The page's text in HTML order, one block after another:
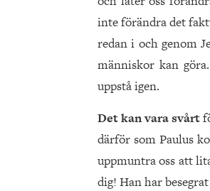
inte förändra det
redan i och genom
människor kan
uppstå igen.
Det kan vara svårt
därför som Paulus
uppmuntra oss att
dig! Han har